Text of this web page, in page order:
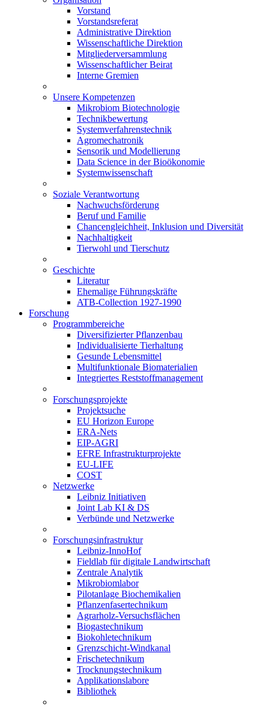
Vorstand
Vorstandsreferat
Administrative Direktion
Wissenschaftliche Direktion
Mitgliederversammlung
Wissenschaftlicher Beirat
Interne Gremien
Unsere Kompetenzen
Mikrobiom Biotechnologie
Technikbewertung
Systemverfahrenstechnik
Agromechatronik
Sensorik und Modellierung
Data Science in der Bioökonomie
Systemwissenschaft
Soziale Verantwortung
Nachwuchsförderung
Beruf und Familie
Chancengleichheit, Inklusion und Diversität
Nachhaltigkeit
Tierwohl und Tierschutz
Geschichte
Literatur
Ehemalige Führungskräfte
ATB-Collection 1927-1990
Forschung
Programmbereiche
Diversifizierter Pflanzenbau
Individualisierte Tierhaltung
Gesunde Lebensmittel
Multifunktionale Biomaterialien
Integriertes Reststoffmanagement
Forschungsprojekte
Projektsuche
EU Horizon Europe
ERA-Nets
EIP-AGRI
EFRE Infrastrukturprojekte
EU-LIFE
COST
Netzwerke
Leibniz Initiativen
Joint Lab KI & DS
Verbünde und Netzwerke
Forschungsinfrastruktur
Leibniz-InnoHof
Fieldlab für digitale Landwirtschaft
Zentrale Analytik
Mikrobiomlabor
Pilotanlage Biochemikalien
Pflanzenfasertechnikum
Agrarholz-Versuchsflächen
Biogastechnikum
Biokohletechnikum
Grenzschicht-Windkanal
Frischetechnikum
Trocknungstechnikum
Applikationslabore
Bibliothek